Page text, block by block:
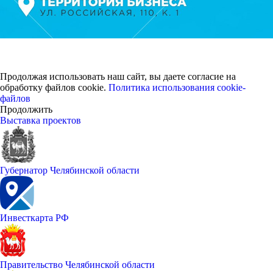
Продолжая использовать наш сайт, вы даете согласие на
обработку файлов cookie. Политика использования cookie-
файлов
Продолжить
Выставка проектов
Губернатор Челябинской области
Инвесткарта РФ
Правительство Челябинской области